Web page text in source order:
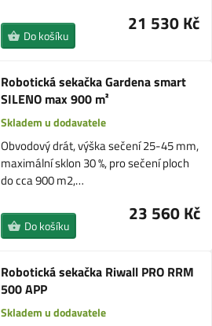
21 530 Kč
Do košíku
Robotická sekačka Gardena smart
SILENO max 900 m²
Skladem u dodavatele
Obvodový drát, výška sečení 25-45 mm,
maximální sklon 30 %, pro sečení ploch
do cca 900 m2,…
23 560 Kč
Do košíku
Robotická sekačka Riwall PRO RRM
500 APP
Skladem u dodavatele